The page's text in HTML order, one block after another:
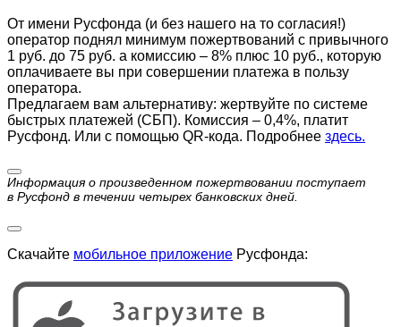
От имени Русфонда (и без нашего на то согласия!)
оператор поднял минимум пожертвований с привычного
1 руб. до 75 руб. а комиссию – 8% плюс 10 руб., которую
оплачиваете вы при совершении платежа в пользу
оператора.
Предлагаем вам альтернативу: жертвуйте по cистеме
быстрых платежей (СБП). Комиссия – 0,4%, платит
Русфонд. Или с помощью QR-кода. Подробнее здесь.
Информация о произведенном пожертвовании поступает
в Русфонд в течении четырех банковских дней.
Скачайте мобильное приложение Русфонда: